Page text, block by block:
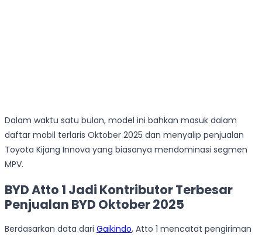
Dalam waktu satu bulan, model ini bahkan masuk dalam
daftar mobil terlaris Oktober 2025 dan menyalip penjualan
Toyota Kijang Innova yang biasanya mendominasi segmen
MPV.
BYD Atto 1 Jadi Kontributor Terbesar
Penjualan BYD Oktober 2025
Berdasarkan data dari Gaikindo, Atto 1 mencatat pengiriman